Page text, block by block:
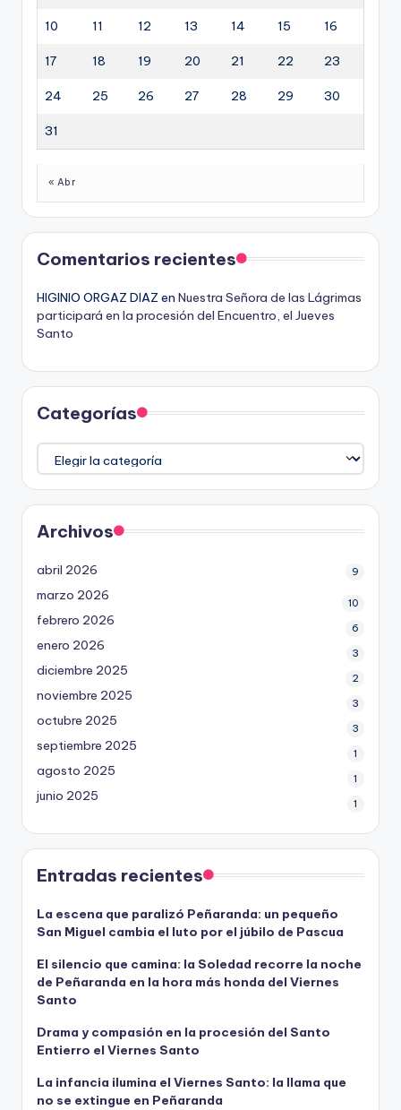
10 11 12 13 14 15 16
17 18 19 20 21 22 23
24 25 26 27 28 29 30
31
« Abr
Comentarios recientes
HIGINIO ORGAZ DIAZ en Nuestra Señora de las Lágrimas
participará en la procesión del Encuentro, el Jueves
Santo
Categorías
Categorías
Archivos
abril 2026 9
marzo 2026 10
febrero 2026 6
enero 2026 3
diciembre 2025 2
noviembre 2025 3
octubre 2025 3
septiembre 2025 1
agosto 2025 1
junio 2025 1
Entradas recientes
La escena que paralizó Peñaranda: un pequeño
San Miguel cambia el luto por el júbilo de Pascua
El silencio que camina: la Soledad recorre la noche
de Peñaranda en la hora más honda del Viernes
Santo
Drama y compasión en la procesión del Santo
Entierro el Viernes Santo
La infancia ilumina el Viernes Santo: la llama que
no se extingue en Peñaranda